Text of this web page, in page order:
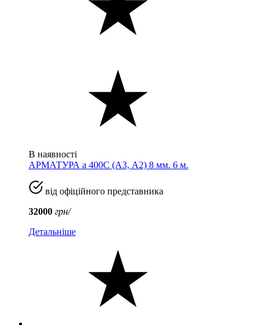
В наявності
АРМАТУРА а 400C (A3, А2) 8 мм. 6 м.
від офіційного представника
32000 грн/
Детальніше